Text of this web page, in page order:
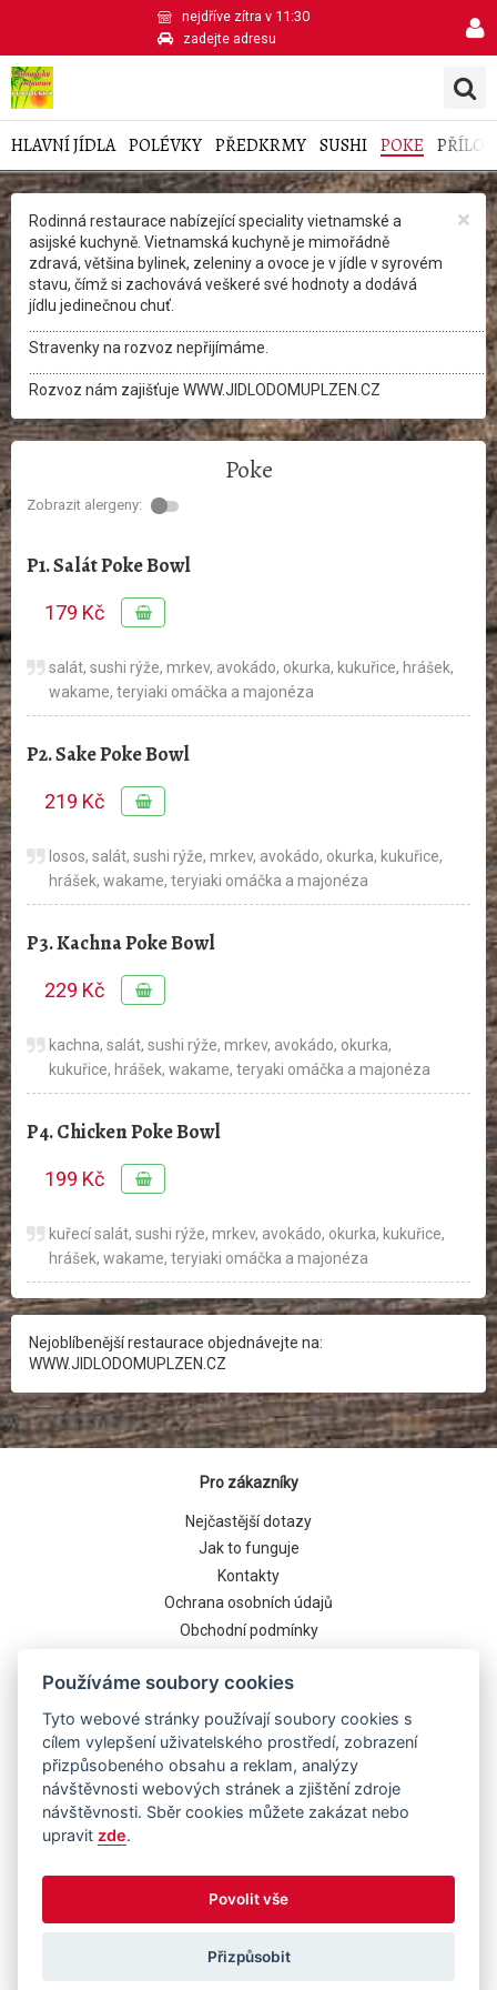
nejdříve zítra v 11:30
zadejte adresu
HLAVNÍ JÍDLA POLÉVKY PŘEDKRMY SUSHI POKE
×
Rodinná restaurace nabízející speciality vietnamské a
asijské kuchyně. Vietnamská kuchyně je mimořádně
zdravá, většina bylinek, zeleniny a ovoce je v jídle v syrovém
stavu, čímž si zachovává veškeré své hodnoty a dodává
jídlu jedinečnou chuť.
Stravenky na rozvoz nepřijímáme.
Rozvoz nám zajišťuje WWW.JIDLODOMUPLZEN.CZ
Poke
Zobrazit alergeny:
P1. Salát Poke Bowl
179 Kč
salát, sushi rýže, mrkev, avokádo, okurka, kukuřice, hrášek,
wakame, teryiaki omáčka a majonéza
P2. Sake Poke Bowl
219 Kč
losos, salát, sushi rýže, mrkev, avokádo, okurka, kukuřice,
hrášek, wakame, teryiaki omáčka a majonéza
P3. Kachna Poke Bowl
229 Kč
kachna, salát, sushi rýže, mrkev, avokádo, okurka,
kukuřice, hrášek, wakame, teryaki omáčka a majonéza
P4. Chicken Poke Bowl
199 Kč
kuřecí salát, sushi rýže, mrkev, avokádo, okurka, kukuřice,
hrášek, wakame, teryiaki omáčka a majonéza
Nejoblíbenější restaurace objednávejte na:
WWW.JIDLODOMUPLZEN.CZ
Pro zákazníky
Nejčastější dotazy
Jak to funguje
Kontakty
Ochrana osobních údajů
Obchodní podmínky
Používáme soubory cookies
Tyto webové stránky používají soubory cookies s
cílem vylepšení uživatelského prostředí, zobrazení
přizpůsobeného obsahu a reklam, analýzy
návštěvnosti webových stránek a zjištění zdroje
návštěvnosti. Sběr cookies můžete zakázat nebo
upravit zde.
Povolit vše
Přizpůsobit